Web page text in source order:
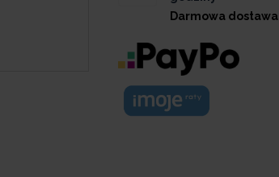
Darmowa dostawa